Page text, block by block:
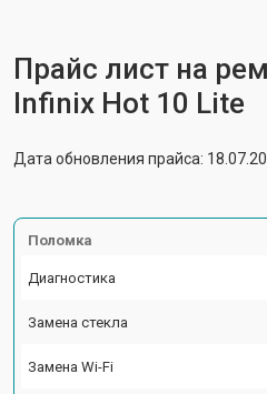
Прайс лист на
Infinix Hot 10 Lite
Дата обновления прайса:
Поломка
Диагностика
Замена стекла
Замена Wi-Fi